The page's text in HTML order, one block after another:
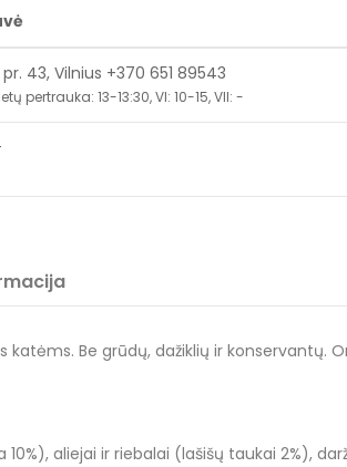
43, Vilnius +370 651 89543
pertrauka: 13-13:30, VI: 10-15, VII: -
katėms. Be grūdų, dažiklių ir konservantų.
aliejai ir riebalai (lašišų taukai 2%),